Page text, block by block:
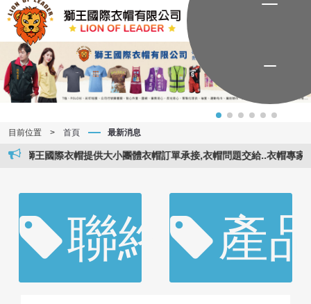
目前位置 > 首頁 最新消息
獅王國際衣帽提供大小團體衣帽訂單承接,衣帽問題交給..衣帽專家..。
聯絡資訊
產